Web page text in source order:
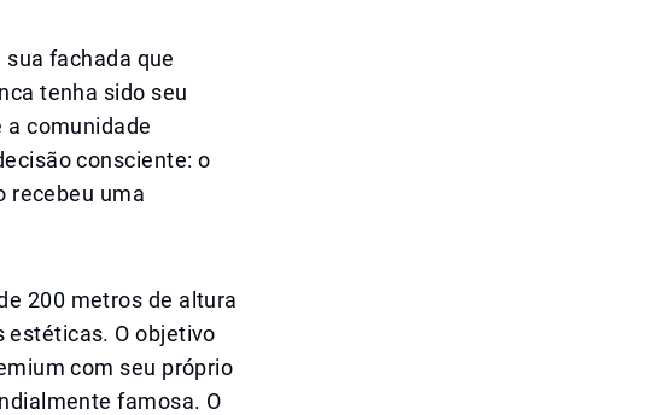
fachada que
tenha sido seu
a comunidade
consciente: o
recebeu uma
200 metros de altura
estéticas. O objetivo
com seu próprio
famosa. O